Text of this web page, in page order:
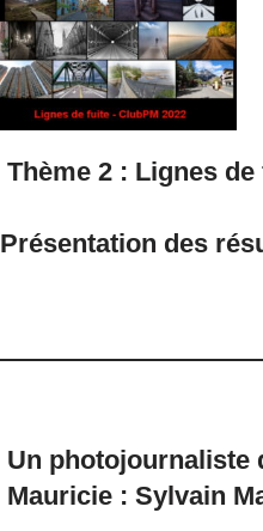
Thème 2 : Lignes de
Présentation des
Un photojournaliste
Mauricie : Sylvain